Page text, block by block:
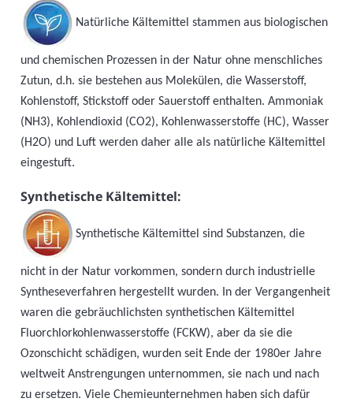
Natürliche Kältemittel stammen aus biologischen
und chemischen Prozessen in der Natur ohne menschliches
Zutun, d.h. sie bestehen aus Molekülen, die Wasserstoff,
Kohlenstoff, Stickstoff oder Sauerstoff enthalten. Ammoniak
(NH3), Kohlendioxid (CO2), Kohlenwasserstoffe (HC), Wasser
(H2O) und Luft werden daher alle als natürliche Kältemittel
eingestuft.
Synthetische Kältemittel:
Synthetische Kältemittel sind Substanzen, die
nicht in der Natur vorkommen, sondern durch industrielle
Syntheseverfahren hergestellt wurden. In der Vergangenheit
waren die gebräuchlichsten synthetischen Kältemittel
Fluorchlorkohlenwasserstoffe (FCKW), aber da sie die
Ozonschicht schädigen, wurden seit Ende der 1980er Jahre
weltweit Anstrengungen unternommen, sie nach und nach
zu ersetzen. Viele Chemieunternehmen haben sich dafür